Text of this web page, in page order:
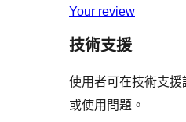
者
論
用
者
論
使
用
評
論
星
使
者
評
1
星
用
者
Your review
技術支援
使用者可在技術支
或使用問題。